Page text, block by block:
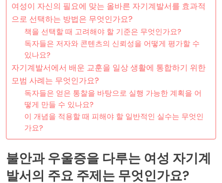
여성이 자신의 필요에 맞는 올바른 자기계발서를 효과적
으로 선택하는 방법은 무엇인가요?
책을 선택할 때 고려해야 할 기준은 무엇인가요?
독자들은 저자와 콘텐츠의 신뢰성을 어떻게 평가할 수
있나요?
자기계발서에서 배운 교훈을 일상 생활에 통합하기 위한
모범 사례는 무엇인가요?
독자들은 얻은 통찰을 바탕으로 실행 가능한 계획을 어
떻게 만들 수 있나요?
이 개념을 적용할 때 피해야 할 일반적인 실수는 무엇인
가요?
불안과 우울증을 다루는 여성 자기계
발서의 주요 주제는 무엇인가요?